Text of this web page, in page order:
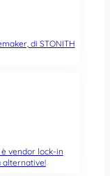
di STONITH
è vendor lock-in
alternative!